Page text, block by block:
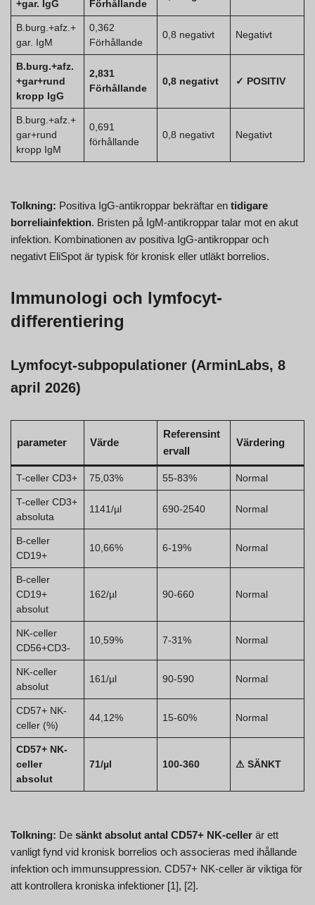
+gar. IgG Förhållande
B.burg.+afz.+
gar. IgM
0,362
Förhållande
0,8 negativt Negativt
B.burg.+afz.
+gar+rund
kropp IgG
2,831
Förhållande
0,8 negativt ✓ POSITIV
B.burg.+afz.+
gar+rund
kropp IgM
0,691
förhållande
0,8 negativt Negativt
Tolkning: Positiva IgG-antikroppar bekräftar en tidigare
borreliainfektion. Bristen på IgM-antikroppar talar mot en akut
infektion. Kombinationen av positiva IgG-antikroppar och
negativt EliSpot är typisk för kronisk eller utläkt borrelios.
Immunologi och lymfocyt-
differentiering
Lymfocyt-subpopulationer (ArminLabs, 8
april 2026)
parameter Värde
Referensint
ervall
Värdering
T-celler CD3+ 75,03% 55-83% Normal
T-celler CD3+
absoluta
1141/µl 690-2540 Normal
B-celler
CD19+
10,66% 6-19% Normal
B-celler
CD19+
absolut
162/µl 90-660 Normal
NK-celler
CD56+CD3-
10,59% 7-31% Normal
NK-celler
absolut
161/µl 90-590 Normal
CD57+ NK-
celler (%)
44,12% 15-60% Normal
CD57+ NK-
celler
absolut
71/µl 100-360 ⚠ SÄNKT
Tolkning: De sänkt absolut antal CD57+ NK-celler är ett
vanligt fynd vid kronisk borrelios och associeras med ihållande
infektion och immunsuppression. CD57+ NK-celler är viktiga för
att kontrollera kroniska infektioner [1], [2].